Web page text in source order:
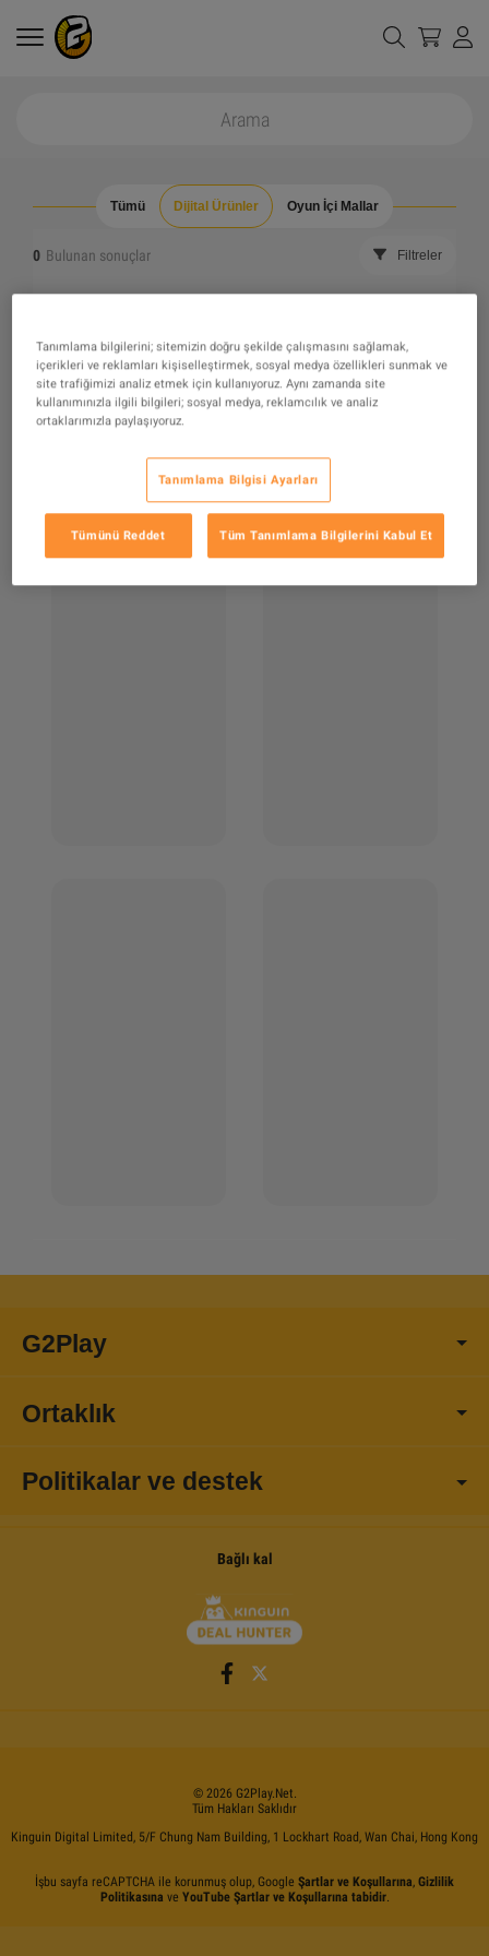
Tümü Dijital Ürünler Oyun İçi Mallar
0 Bulunan sonuçlar Filtreler
The product you were looking for was not found, maybe
one of our recommendations will pique your interest
instead?
G2Play
Ortaklık
Politikalar ve destek
Bağlı kal
© 2026 G2Play.net.
Tüm Hakları Saklıdır
Kinguin Digital Limited, 5/F Chung Nam Building, 1 Lockhart Road, Wan Chai, Hong Kong
İşbu sayfa reCAPTCHA ile korunmuş olup, Google Şartlar ve Koşullarına, Gizlilik
Politikasına ve YouTube Şartlar ve Koşullarına tabidir.
Tanımlama bilgilerini; sitemizin doğru şekilde çalışmasını sağlamak,
içerikleri ve reklamları kişiselleştirmek, sosyal medya özellikleri sunmak ve
site trafiğimizi analiz etmek için kullanıyoruz. Aynı zamanda site
kullanımınızla ilgili bilgileri; sosyal medya, reklamcılık ve analiz
ortaklarımızla paylaşıyoruz.
Tanımlama Bilgisi Ayarları
Tümünü Reddet Tüm Tanımlama Bilgilerini Kabul Et